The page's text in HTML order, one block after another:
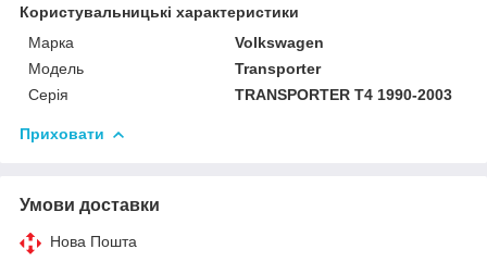
Користувальницькі характеристики
Марка
Volkswagen
Модель
Transporter
Серія
TRANSPORTER T4 1990-2003
Приховати
Умови доставки
Нова Пошта